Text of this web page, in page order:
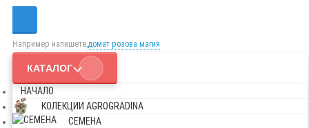
Например напишете,домат розова магия
КАТАЛОГ
НАЧАЛО
КОЛЕКЦИИ AGROGRADINA
СЕМЕНА